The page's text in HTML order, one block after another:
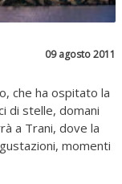
09 agosto 2011
che ha ospitato la
di stelle, domani
a Trani, dove la
momenti